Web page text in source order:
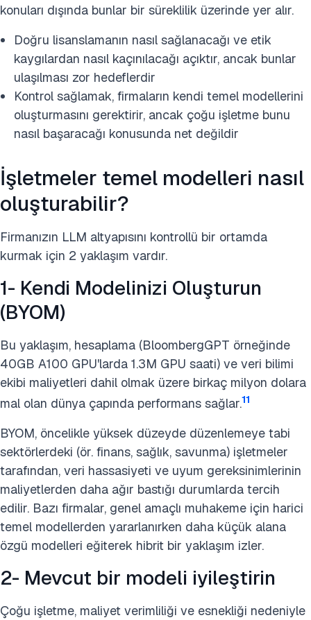
konuları dışında bunlar bir süreklilik üzerinde yer alır.
Doğru lisanslamanın nasıl sağlanacağı ve etik
kaygılardan nasıl kaçınılacağı açıktır, ancak bunlar
ulaşılması zor hedeflerdir
Kontrol sağlamak, firmaların kendi temel modellerini
oluşturmasını gerektirir, ancak çoğu işletme bunu
nasıl başaracağı konusunda net değildir
İşletmeler temel modelleri nasıl
oluşturabilir?
Firmanızın LLM altyapısını kontrollü bir ortamda
kurmak için 2 yaklaşım vardır.
1- Kendi Modelinizi Oluşturun
(BYOM)
Bu yaklaşım, hesaplama (BloombergGPT örneğinde
40GB A100 GPU'larda 1.3M GPU saati) ve veri bilimi
ekibi maliyetleri dahil olmak üzere birkaç milyon dolara
mal olan dünya çapında performans sağlar.11
BYOM, öncelikle yüksek düzeyde düzenlemeye tabi
sektörlerdeki (ör. finans, sağlık, savunma) işletmeler
tarafından, veri hassasiyeti ve uyum gereksinimlerinin
maliyetlerden daha ağır bastığı durumlarda tercih
edilir. Bazı firmalar, genel amaçlı muhakeme için harici
temel modellerden yararlanırken daha küçük alana
özgü modelleri eğiterek hibrit bir yaklaşım izler.
2- Mevcut bir modeli iyileştirin
Çoğu işletme, maliyet verimliliği ve esnekliği nedeniyle